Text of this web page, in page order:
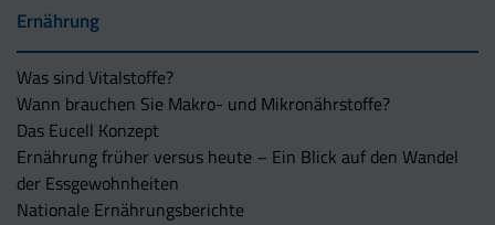
Ernährung
Was sind Vitalstoffe?
Wann brauchen Sie Makro- und Mikronährstoffe?
Das Eucell Konzept
Ernährung früher versus heute – Ein Blick auf den Wandel
der Essgewohnheiten
Nationale Ernährungsberichte